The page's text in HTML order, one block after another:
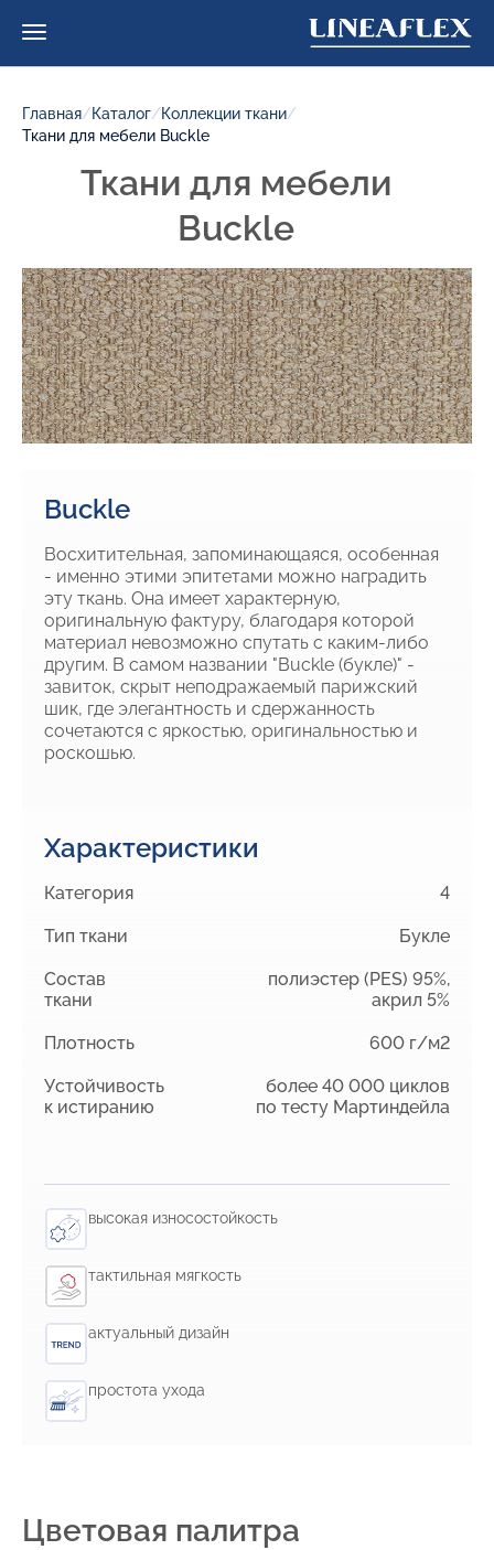
Главная/Каталог/Коллекции ткани/
Ткани для мебели Buckle
Ткани для мебели
Buckle
Buckle
Восхитительная, запоминающаяся, особенная
- именно этими эпитетами можно наградить
эту ткань. Она имеет характерную,
оригинальную фактуру, благодаря которой
материал невозможно спутать с каким-либо
другим. В самом названии "Buckle (букле)" -
завиток, скрыт неподражаемый парижский
шик, где элегантность и сдержанность
сочетаются с яркостью, оригинальностью и
роскошью.
Характеристики
Категория 4
Тип ткани Букле
Состав
ткани
полиэстер (PES) 95%,
акрил 5%
Плотность 600 г/м2
Устойчивость
к истиранию
более 40 000 циклов
по тесту Мартиндейла
высокая износостойкость
тактильная мягкость
актуальный дизайн
простота ухода
Цветовая палитра